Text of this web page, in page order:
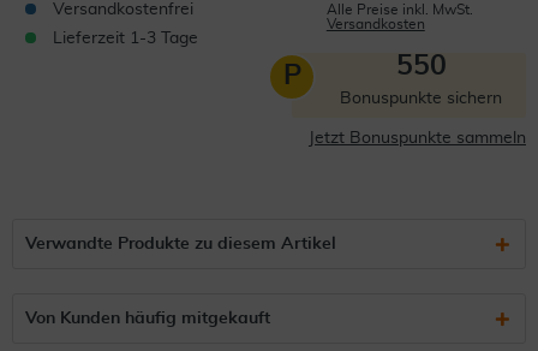
Versandkostenfrei
Lieferzeit 1-3 Tage
Alle Preise inkl. MwSt.
Versandkosten
P 550
Bonuspunkte sichern
Jetzt Bonuspunkte sammeln
Verwandte Produkte zu diesem Artikel
Von Kunden häufig mitgekauft